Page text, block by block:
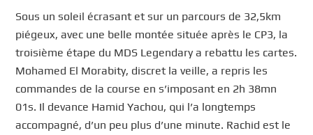
Sous un soleil écrasant et sur un parcours de 32,5km
piégeux, avec une belle montée située après le CP3, la
troisième étape du MDS Legendary a rebattu les cartes.
Mohamed El Morabity, discret la veille, a repris les
commandes de la course en s’imposant en 2h 38mn
01s. Il devance Hamid Yachou, qui l’a longtemps
accompagné, d’un peu plus d’une minute. Rachid est le